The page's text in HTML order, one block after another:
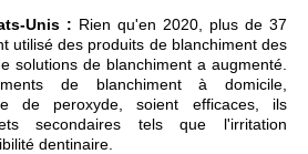
Unis : Rien qu'en 2020, plus de 37
utilisé des produits de blanchiment des
solutions de blanchiment a augmenté.
de blanchiment à domicile,
de peroxyde, soient efficaces, ils
secondaires tels que l'irritation
dentinaire.